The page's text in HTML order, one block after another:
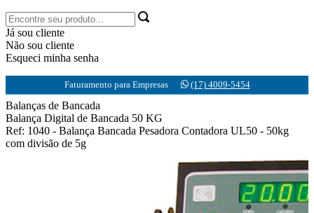
Já sou cliente
Não sou cliente
Esqueci minha senha
Faturamento para Empresas (17) 4009-5454
Balanças de Bancada
Balança Digital de Bancada 50 KG
Ref: 1040 - Balança Bancada Pesadora Contadora UL50 - 50kg
com divisão de 5g